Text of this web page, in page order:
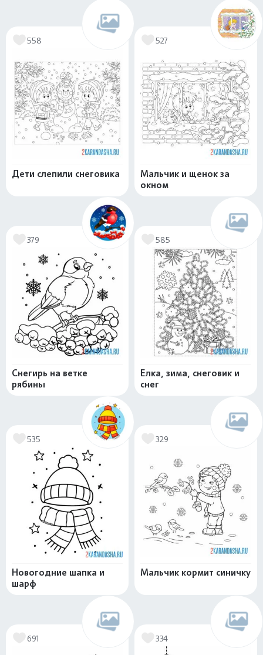
558
Дети слепили снеговика
527
Мальчик и щенок за
окном
379
Снегирь на ветке
рябины
585
Елка, зима, снеговик и
снег
535
Новогодние шапка и
шарф
329
Мальчик кормит синичку
691 334